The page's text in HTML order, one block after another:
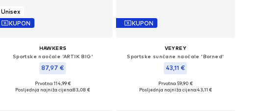
Unisex
KUPON
HAWKERS
Sportske naočale 'ARTIK BIG'
87,97 €
Dostupne veličine: Onesize
Prvotno: 114,99 €
Posljednja najniža cijena:83,08 €
KUPON
VEYREY
Sportske sunčane naočale 'Borned'
43,11 €
Dostupne veličine: Einheitsgröße
Prvotno: 59,90 €
Posljednja najniža cijena:43,11 €